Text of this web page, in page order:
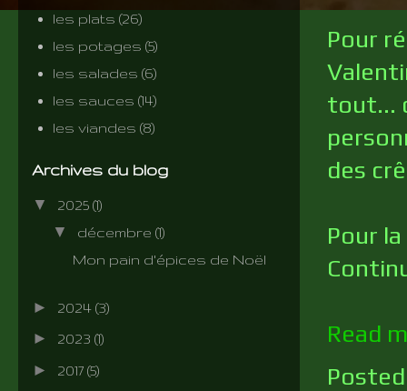
Pour
tout...
des
Pour
Read
les plats (26)
les potages (5)
les salades (6)
les sauces (14)
les viandes (8)
Archives du blog
▼ 2025 (1)
▼ décembre (1)
Mon pain d'épices de Noël
► 2024 (3)
► 2023 (1)
► 2017 (5)